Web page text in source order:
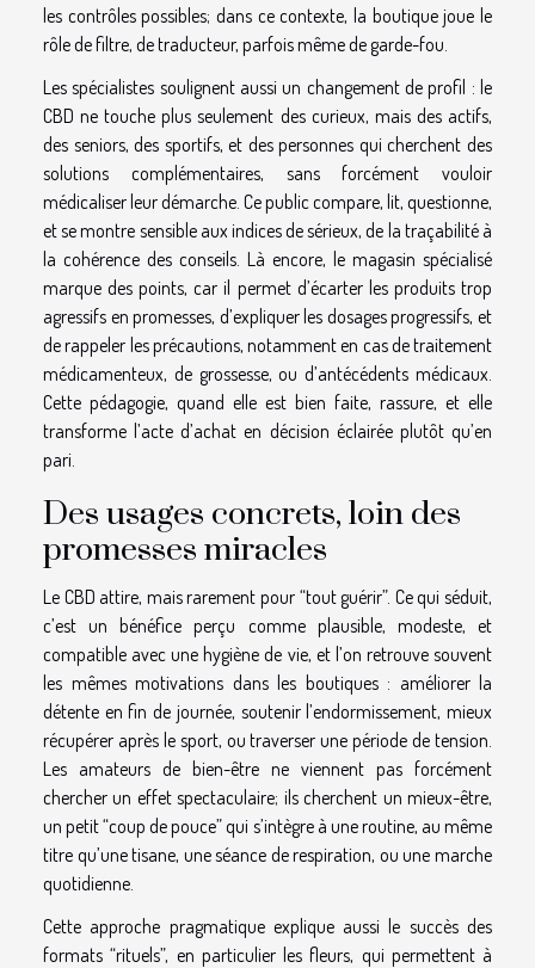
les contrôles possibles; dans ce contexte, la boutique joue le
rôle de filtre, de traducteur, parfois même de garde-fou.
Les spécialistes soulignent aussi un changement de profil : le
CBD ne touche plus seulement des curieux, mais des actifs,
des seniors, des sportifs, et des personnes qui cherchent des
solutions complémentaires, sans forcément vouloir
médicaliser leur démarche. Ce public compare, lit, questionne,
et se montre sensible aux indices de sérieux, de la traçabilité à
la cohérence des conseils. Là encore, le magasin spécialisé
marque des points, car il permet d’écarter les produits trop
agressifs en promesses, d’expliquer les dosages progressifs, et
de rappeler les précautions, notamment en cas de traitement
médicamenteux, de grossesse, ou d’antécédents médicaux.
Cette pédagogie, quand elle est bien faite, rassure, et elle
transforme l’acte d’achat en décision éclairée plutôt qu’en
pari.
Des usages concrets, loin des
promesses miracles
Le CBD attire, mais rarement pour “tout guérir”. Ce qui séduit,
c’est un bénéfice perçu comme plausible, modeste, et
compatible avec une hygiène de vie, et l’on retrouve souvent
les mêmes motivations dans les boutiques : améliorer la
détente en fin de journée, soutenir l’endormissement, mieux
récupérer après le sport, ou traverser une période de tension.
Les amateurs de bien-être ne viennent pas forcément
chercher un effet spectaculaire; ils cherchent un mieux-être,
un petit “coup de pouce” qui s’intègre à une routine, au même
titre qu’une tisane, une séance de respiration, ou une marche
quotidienne.
Cette approche pragmatique explique aussi le succès des
formats “rituels”, en particulier les fleurs, qui permettent à